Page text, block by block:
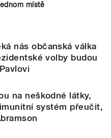
místě
nás občanská válka
volby budou
na neškodné látky,
systém přeučit,